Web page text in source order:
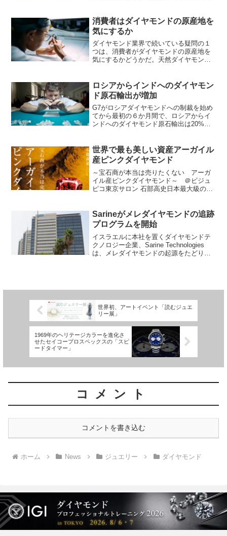
ち上げた。このウェブサイトは...
消費者はダイヤモンドの原産地を
気にするか
ダイヤモンド業界で続いている疑問の１
つは、消費者がダイヤモンドの原産地を
気にするかどうかだ。天然ダイヤモンド
て、問題はもっと根本的なものだ。
「（消費者の）...
ロシアからインドへのダイヤモン
ド原石輸出が増加
G7がロシアダイヤモンドへの制裁を始め
てから最初の６か月間で、ロシアからイ
ンドへのダイヤモンド原石輸出は20%以
でで22.23％増加しているという。一方で
価格...
世界で最も美しい資産アーガイル
産ピンクダイヤモンド
～宝石商が本当は売りたくない アーガ
イル産ピンクダイヤモンド～ ＠ビジュ
ピコ東京サロン 石部高史日本最大級のジ
さと希少性を紹介するとともに、資産防
衛に関するアドバイスを...
Sarineがメレダイヤモンドの追跡
プログラムを開始
イスラエルに本社を置くダイヤモンドテ
クノロジー企業、Sarine Technologies
は、メレダイヤモンドの起源をたどり、
世界初、アートイベント「読むジュエ
リー展」
1969年のヘリテージカラーを進化さ
せたセイコープロスペックスの「スピ
ードタイマー」
コメント
コメントを書き込む
ホーム News ジュエリー ダイヤモンド